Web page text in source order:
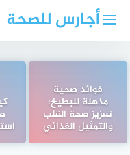
أجارس للصحة
فوائد صحية
مذهلة للبطيخ:
تعزيز صحة القلب
والتمثيل الغذائي